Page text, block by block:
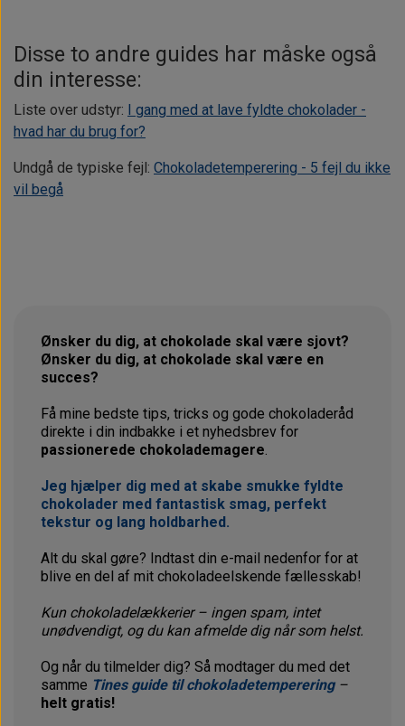
Disse to andre guides har måske også
din interesse:
Liste over udstyr: I gang med at lave fyldte chokolader -
hvad har du brug for?
Undgå de typiske fejl: Chokoladetemperering - 5 fejl du ikke
vil begå
Ønsker du dig, at chokolade skal være sjovt?
Ønsker du dig, at chokolade skal være en
succes?
Få mine bedste tips, tricks og gode chokoladeråd
direkte i din indbakke i et nyhedsbrev for
passionerede chokolademagere.
Jeg hjælper dig med at skabe smukke fyldte
chokolader med fantastisk smag, perfekt
tekstur og lang holdbarhed.
Alt du skal gøre? Indtast din e-mail nedenfor for at
blive en del af mit chokoladeelskende fællesskab!
Kun chokoladelækkerier – ingen spam, intet
unødvendigt, og du kan afmelde dig når som helst.
Og når du tilmelder dig? Så modtager du med det
samme Tines guide til chokoladetemperering –
helt gratis!